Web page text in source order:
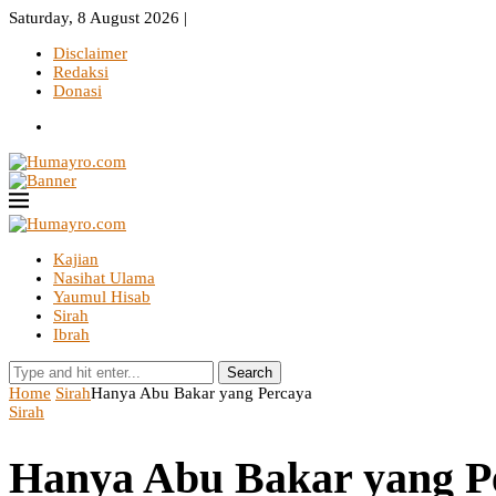
Saturday, 8 August 2026 |
Disclaimer
Redaksi
Donasi
Kajian
Nasihat Ulama
Yaumul Hisab
Sirah
Ibrah
Search
Home SirahHanya Abu Bakar yang Percaya
Sirah
Hanya Abu Bakar yang